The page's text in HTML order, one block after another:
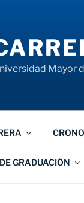
Mayor
GRADUACIÓN